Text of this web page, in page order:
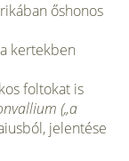
őshonos
kertekben
foltokat is
(„a
jelentése